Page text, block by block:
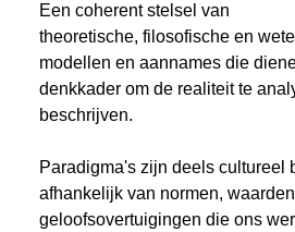
Een coherent stelsel van
theoretische, filosofische en
modellen en aannames die
denkkader om de realiteit te
beschrijven.
Paradigma's zijn deels cultureel
afhankelijk van normen,
geloofsovertuigingen die ons